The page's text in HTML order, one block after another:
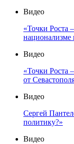
Видео
«Точки Роста
национализме
Видео
«Точки Роста
от
Видео
Сергей
политику?»
Видео